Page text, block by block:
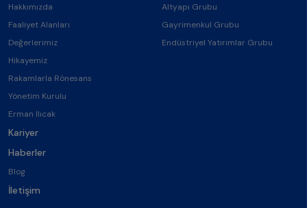
Hakkımızda
Faaliyet Alanları
Değerlerimiz
Hikayemiz
Rakamlarla Rönesans
Yönetim Kurulu
Erman Ilıcak
Kariyer
Haberler
Blog
İletişim
Altyapı Grubu
Gayrimenkul Grubu
Endüstriyel Yatırımlar Grubu